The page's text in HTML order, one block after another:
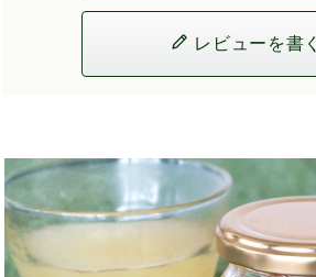
レビューを書く